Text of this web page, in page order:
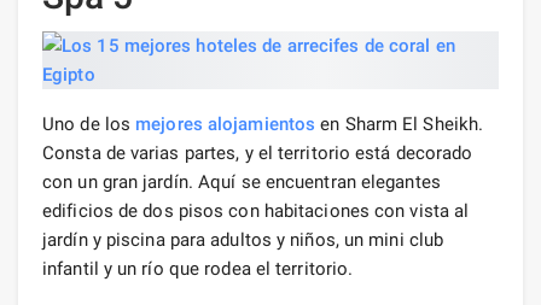
Uno de los mejores alojamientos en Sharm El Sheikh.
Consta de varias partes, y el territorio está decorado
con un gran jardín. Aquí se encuentran elegantes
edificios de dos pisos con habitaciones con vista al
jardín y piscina para adultos y niños, un mini club
infantil y un río que rodea el territorio.